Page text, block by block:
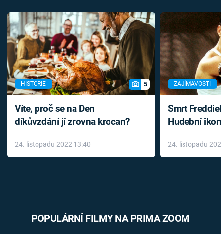
HISTORIE 5
Víte, proč se na Den
díkůvzdání jí zrovna krocan?
24. listopadu 2022 13:40
ZAJÍMAVOSTI
Smrt
Hudební
léky
24. listopadu
POPULÁRNÍ FILMY NA PRIMA ZOOM